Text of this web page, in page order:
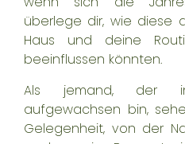
überlege dir, wie diese
Haus und deine
beeinflussen könnten.
Als jemand, der
aufgewachsen bin,
Gelegenheit, von der